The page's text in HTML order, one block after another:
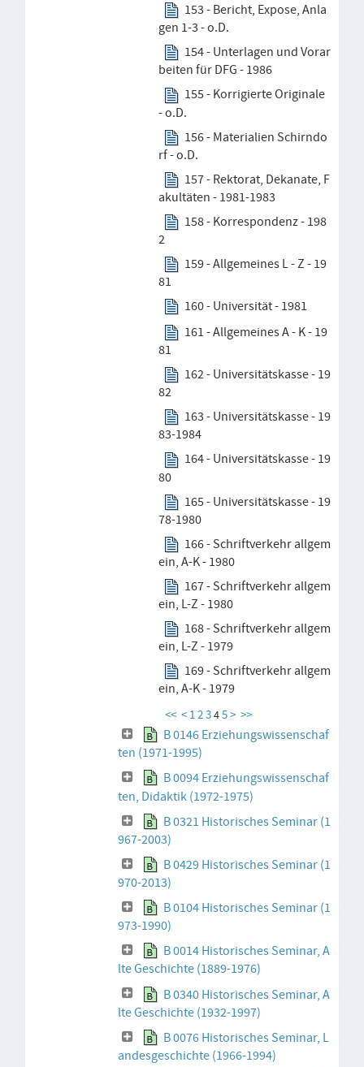
153 - Bericht, Expose, Anla
gen 1-3 - o.D.
154 - Unterlagen und Vorar
beiten für DFG - 1986
155 - Korrigierte Originale
- o.D.
156 - Materialien Schirndo
rf - o.D.
157 - Rektorat, Dekanate, F
akultäten - 1981-1983
158 - Korrespondenz - 198
2
159 - Allgemeines L - Z - 19
81
160 - Universität - 1981
161 - Allgemeines A - K - 19
81
162 - Universitätskasse - 19
82
163 - Universitätskasse - 19
83-1984
164 - Universitätskasse - 19
80
165 - Universitätskasse - 19
78-1980
166 - Schriftverkehr allgem
ein, A-K - 1980
167 - Schriftverkehr allgem
ein, L-Z - 1980
168 - Schriftverkehr allgem
ein, L-Z - 1979
169 - Schriftverkehr allgem
ein, A-K - 1979
<< < 12345> >>
B 0146 Erziehungswissenschaf
ten (1971-1995)
B 0094 Erziehungswissenschaf
ten, Didaktik (1972-1975)
B 0321 Historisches Seminar (1
967-2003)
B 0429 Historisches Seminar (1
970-2013)
B 0104 Historisches Seminar (1
973-1990)
B 0014 Historisches Seminar, A
lte Geschichte (1889-1976)
B 0340 Historisches Seminar, A
lte Geschichte (1932-1997)
B 0076 Historisches Seminar, L
andesgeschichte (1966-1994)